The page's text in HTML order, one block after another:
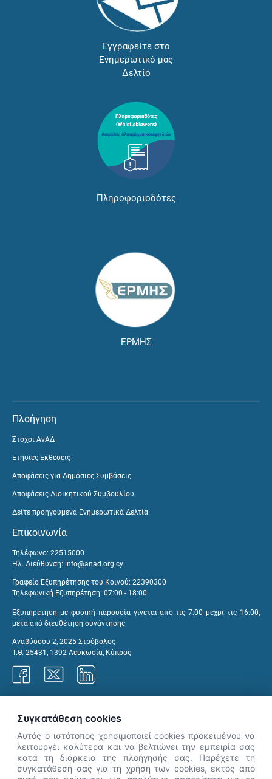
Εγγραφείτε στο
Ενημερωτικό μας
Δελτίο
Πληροφοριοδότες
ΕΡΜΗΣ
Πλοήγηση
Στόχοι ΑνΑΔ
Ετήσιες Εκθέσεις
Αποφάσεις για Δημόσιες Συμβάσεις
Αποφάσεις Διοικητικού Συμβουλίου
Δείτε προηγούμενα Ενημερωτικά Δελτία
Επικοινωνία
Τηλέφωνο: 22515000
Ηλ. Διεύθυνση: info@anad.org.cy
Γραφείο Εξυπηρέτησης του Κοινού: 22390300
Τηλεφωνική Εξυπηρέτηση: 07:00 - 18:00
Εξυπηρέτηση με φυσική παρουσία γίνεται από τις 7:00 μέχρι τις 16:00,
μετά από διευθέτηση συνάντησης.
Αναβύσσου 2, 2025 Στρόβολος
Τ.Θ. 25431, 1392 Λευκωσία, Κύπρος
👋 Καλώς ήρθες! Είμαι η Νόησις.
Συγκατάθεση cookies
Αυτός ο ιστότοπος χρησιμοποιεί cookies προκειμένου να
λειτουργέι καλύτερα και να βελτιώνει την εμπειρία σας
κατά τη διάρκεια της πλοήγησής σας. Παρέχετε τη
συγκατάθεσή σας για τη χρήση των cookies, εκτός από